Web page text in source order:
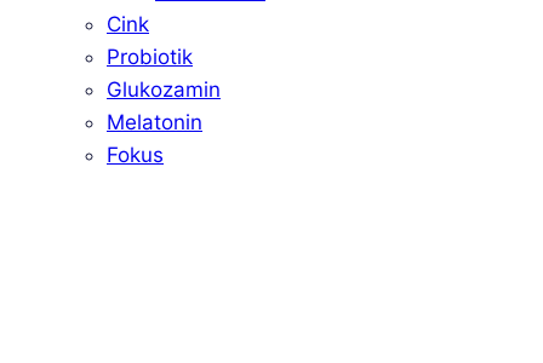
Cink
Probiotik
Glukozamin
Melatonin
Fokus